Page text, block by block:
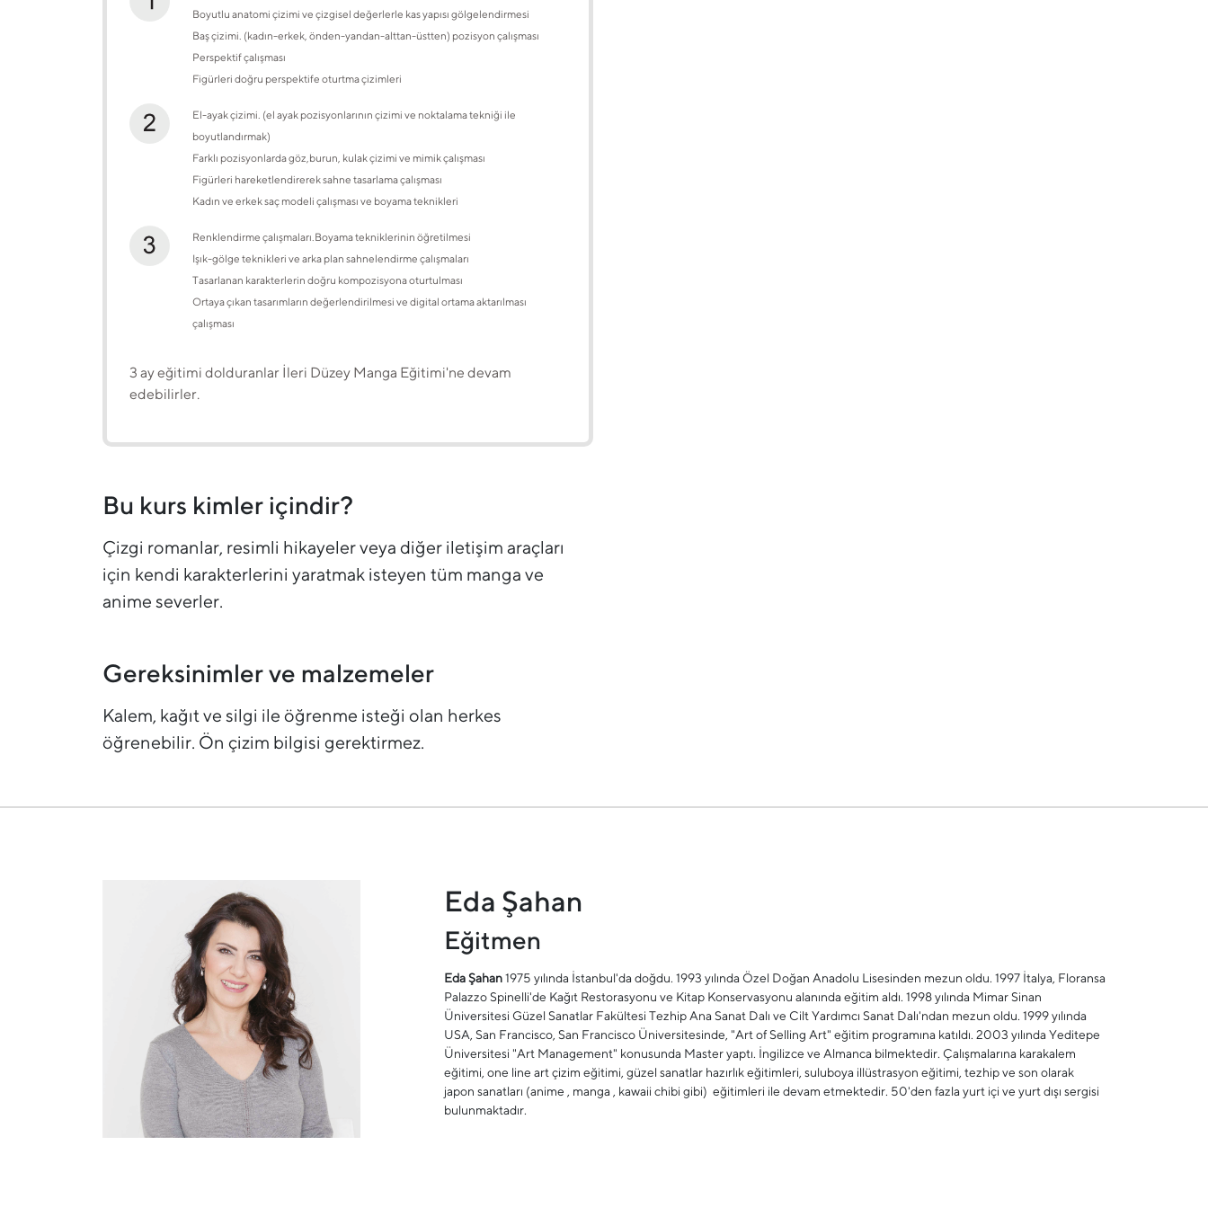
Boyutlu anatomi çizimi ve çizgisel değerlerle kas yapısı gölgelendirmesi
Baş çizimi. (kadın-erkek, önden-yandan-alttan-üstten) pozisyon çalışması
Perspektif çalışması
Figürleri doğru perspektife oturtma çizimleri
El-ayak çizimi. (el ayak pozisyonlarının çizimi ve noktalama tekniği ile
boyutlandırmak)
Farklı pozisyonlarda göz,burun, kulak çizimi ve mimik çalışması
Figürleri hareketlendirerek sahne tasarlama çalışması
Kadın ve erkek saç modeli çalışması ve boyama teknikleri
Renklendirme çalışmaları.Boyama tekniklerinin öğretilmesi
Işık-gölge teknikleri ve arka plan sahnelendirme çalışmaları
Tasarlanan karakterlerin doğru kompozisyona oturtulması
Ortaya çıkan tasarımların değerlendirilmesi ve digital ortama aktarılması
çalışması
3 ay eğitimi dolduranlar İleri Düzey Manga Eğitimi'ne devam
edebilirler.
Bu kurs kimler içindir?
Çizgi romanlar, resimli hikayeler veya diğer iletişim araçları
için kendi karakterlerini yaratmak isteyen tüm manga ve
anime severler.
Gereksinimler ve malzemeler
Kalem, kağıt ve silgi ile öğrenme isteği olan herkes
öğrenebilir. Ön çizim bilgisi gerektirmez.
Eda Şahan
Eğitmen
Eda Şahan1975 yılında İstanbul'da doğdu. 1993 yılında Özel Doğan Anadolu Lisesinden mezun oldu. 1997 İtalya, Floransa
Palazzo Spinelli'de Kağıt Restorasyonu ve Kitap Konservasyonu alanında eğitim aldı. 1998 yılında Mimar Sinan
Üniversitesi Güzel Sanatlar Fakültesi Tezhip Ana Sanat Dalı ve Cilt Yardımcı Sanat Dalı'ndan mezun oldu. 1999 yılında
USA, San Francisco, San Francisco Üniversitesinde, "Art of Selling Art" eğitim programına katıldı. 2003 yılında Yeditepe
Üniversitesi "Art Management" konusunda Master yaptı. İngilizce ve Almanca bilmektedir. Çalışmalarına karakalem
eğitimi, one line art çizim eğitimi, güzel sanatlar hazırlık eğitimleri, suluboya illüstrasyon eğitimi, tezhip ve son olarak
japon sanatları (anime , manga , kawaii chibi gibi) eğitimleri ile devam etmektedir. 50'den fazla yurt içi ve yurt dışı sergisi
bulunmaktadır.